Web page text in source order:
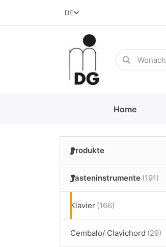
DE
Home
Produkte
Tasteninstrumente
Klavier
Cembalo/ Clavichord